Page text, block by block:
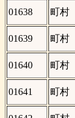
01638
町村
01639
町村
01640
町村
01641
町村